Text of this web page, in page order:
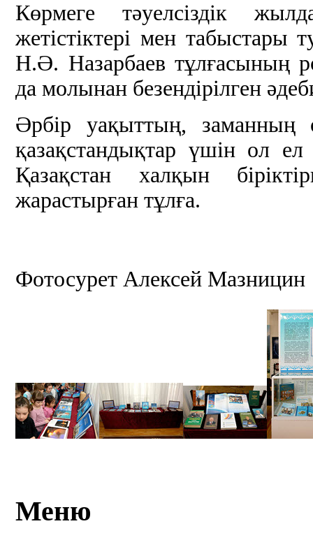
Көрмеге тәуелсіздік
жетістіктері мен табыстары
Н.Ә. Назарбаев тұлғасының
да молынан безендірілген
Әрбір уақыттың, заманның
қазақстандықтар үшін ол
Қазақстан халқын
жарастырған тұлға.
Фотосурет Алексей Мазницин
Меню